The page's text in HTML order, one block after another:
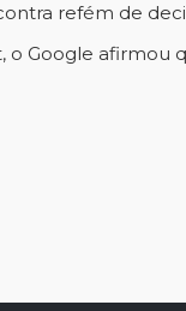
refém de
o Google